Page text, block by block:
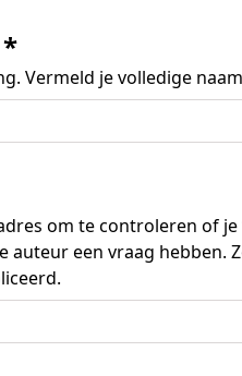
*
Vermeld je volledige
om te controleren of je
auteur een vraag hebben.